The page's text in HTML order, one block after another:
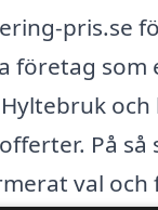
pris.se
företag som
och
På så
val och